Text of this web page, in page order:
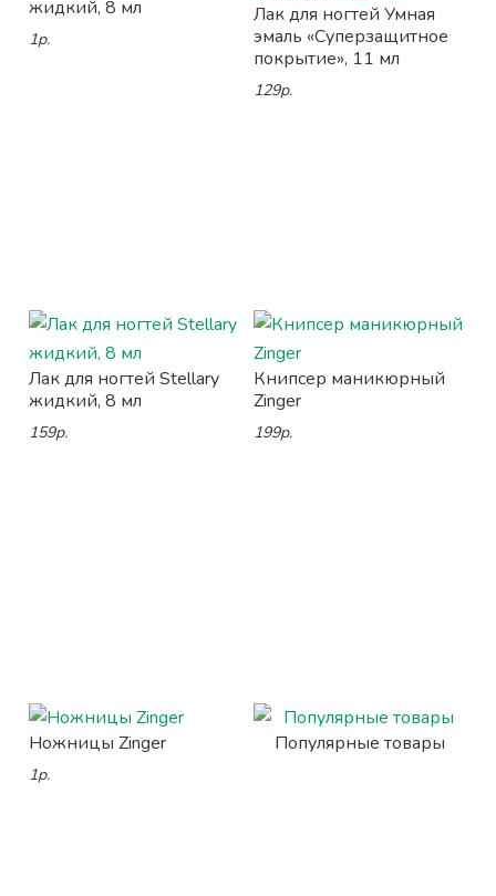
жидкий, 8 мл
1р.
Лак для ногтей Умная
эмаль «Суперзащитное
покрытие», 11 мл
129р.
Лак для ногтей Stellary
жидкий, 8 мл
159р.
Книпсер маникюрный
Zinger
199р.
Ножницы Zinger
1р.
Популярные товары